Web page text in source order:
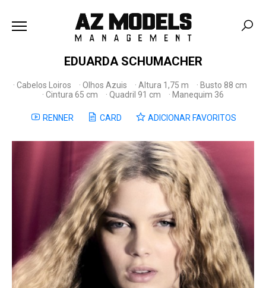
EDUARDA SCHUMACHER
Cabelos Loiros Olhos Azuis Altura 1,75 m
Busto 88 cm
Cintura 65 cm
Quadril 91 cm Manequim 36
RENNER CARD ADICIONAR FAVORITOS